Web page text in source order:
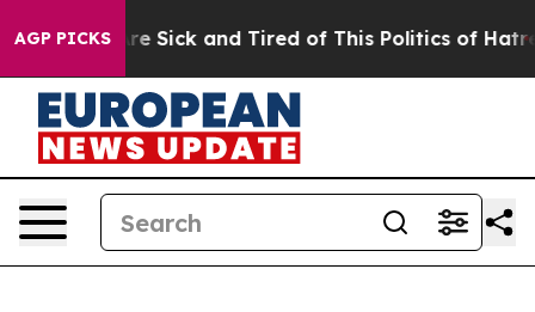
AGP PICKSAre Sick and Tired of This Politics of Hatred”